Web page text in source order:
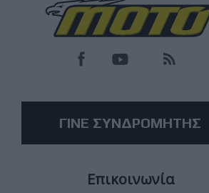
ΓΙΝΕ ΣΥΝΔΡΟΜΗΤΗΣ
Επικοινωνία